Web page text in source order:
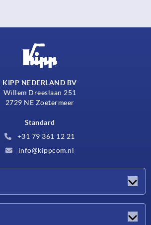
KIPP NEDERLAND BV
Willem Dreeslaan 251
2729 NE Zoetermeer
Standard
+31 79 361 12 21
info@kippcom.nl